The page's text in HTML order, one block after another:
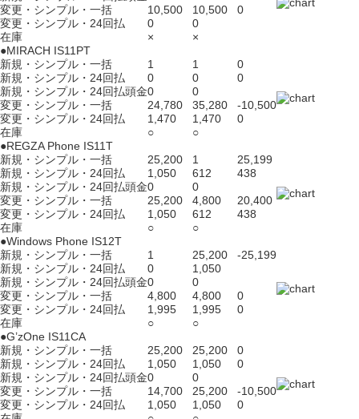
変更・シンプル・一括
10,500 10,500
0
変更・シンプル・24回払
0
0
在庫
×
×
●MIRACH IS11PT
新規・シンプル・一括
1 1
0
新規・シンプル・24回払
0 0
0
新規・シンプル・24回払頭金0
0
変更・シンプル・一括
24,780 35,280
-10,500
変更・シンプル・24回払
1,470 1,470
0
在庫
○
○
●REGZA Phone IS11T
新規・シンプル・一括
25,200 1
25,199
新規・シンプル・24回払
1,050 612
438
新規・シンプル・24回払頭金0
0
変更・シンプル・一括
25,200 4,800
20,400
変更・シンプル・24回払
1,050 612
438
在庫
○
○
●Windows Phone IS12T
新規・シンプル・一括
1 25,200
-25,199
新規・シンプル・24回払
0
1,050
新規・シンプル・24回払頭金0
0
変更・シンプル・一括
4,800 4,800
0
変更・シンプル・24回払
1,995 1,995
0
在庫
○
○
●G’zOne IS11CA
新規・シンプル・一括
25,200 25,200
0
新規・シンプル・24回払
1,050 1,050
0
新規・シンプル・24回払頭金0
0
変更・シンプル・一括
14,700 25,200
-10,500
変更・シンプル・24回払
1,050 1,050
0